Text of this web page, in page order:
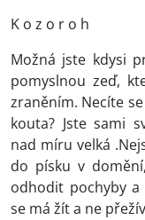
K o z o r o h
Možná jste kdysi
pomyslnou zeď,
zraněním. Necíte
kouta? Jste sami
nad míru velká
do písku v
odhodit pochyby
se má žít a ne